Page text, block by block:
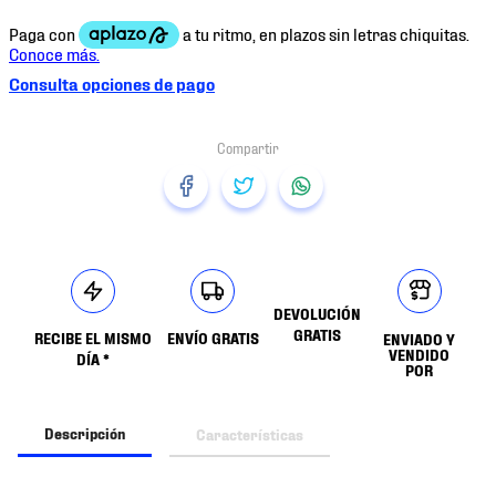
Consulta opciones de pago
RECIBE EL MISMO
DÍA *
ENVÍO GRATIS
DEVOLUCIÓN
GRATIS
ENVIADO Y
VENDIDO
POR
Descripción Características